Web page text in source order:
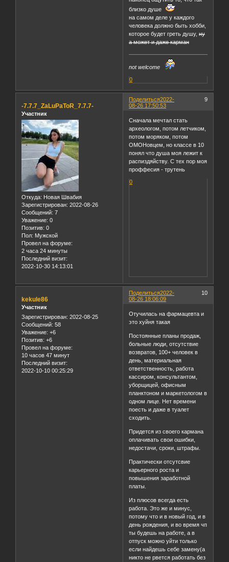
близко душе
на самом деле у каждого
человека должно быть хобби,
которое будет греть душу,ну
а может и даже карман
not welcome
0
Поделиться 9
2022-
08-26 17:50:53
-7.7.7_ZaLuPaToR_7.7.7-
Участник
Откуда: Новая Швабия
Зарегистрирован: 2022-08-26
Сообщений: 7
Уважение: 0
Позитив: 0
Пол: Мужской
Провел на форуме:
2 часа 24 минуты
Последний визит:
2022-10-30 14:13:01
Сначала мечтал стать
археологом, потом летчиком,
потом моряком, потом
ОМОНовцем, но классе в 10
понял что душа моя лежит к
распиздяйству. С тех пор моя
проффесия - трутень
0
Поделиться 10
2022-
08-26 18:06:09
kekule86
Участник
Зарегистрирован: 2022-08-25
Сообщений: 58
Уважение: +6
Позитив: +6
Провел на форуме:
10 часов 47 минут
Последний визит:
2022-10-10 00:25:29
Отучилась на фармацевта и
это хуйня такая
Постоянные планы продаж,
больные люди, отсутствие
возвратов, 100+ человек в
день, материальная
ответственность, работа
кассиром, консультантом,
уборщицей, офисным
планктоном и маркетологом в
одном лице. Нет времени
поесть и даже в туалет
сходить.
Придется из своего кармана
оплачивать свои ошибки,
недостачи, сроки, штрафы.
Практически отсутсвие
карьерного роста и
повышения заработной
платы.
Из плюсов всегда есть
работа. Это же и минус,
потому что и в новый год, и в
день рождения, и во время чп
ты будешь на работе, а в
отпуск можно уйти только
если найдешь себе замену(а
никто не рвется работать без